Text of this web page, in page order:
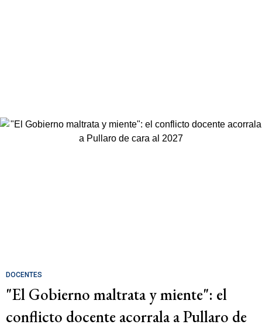
DOCENTES
"El Gobierno maltrata y miente": el
conflicto docente acorrala a Pullaro de